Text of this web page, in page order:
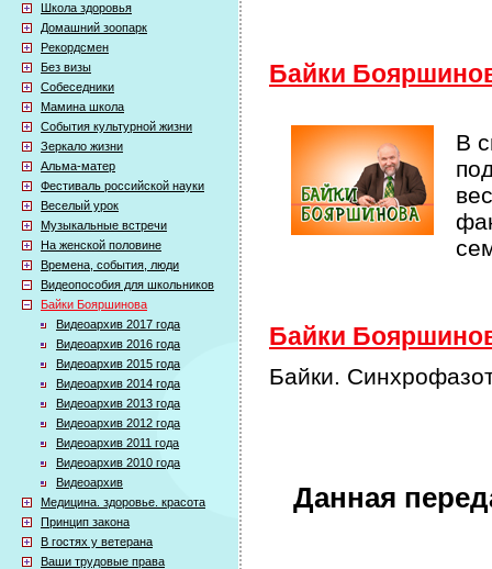
Школа здоровья
Домашний зоопарк
Рекордсмен
Без визы
Собеседники
Мамина школа
События культурной жизни
Зеркало жизни
Альма-матер
Фестиваль российской науки
Веселый урок
Музыкальные встречи
На женской половине
Времена, события, люди
Видеопособия для школьников
Байки Бояршинова
Видеоархив 2017 года
Видеоархив 2016 года
Видеоархив 2015 года
Видеоархив 2014 года
Видеоархив 2013 года
Видеоархив 2012 года
Видеоархив 2011 года
Видеоархив 2010 года
Видеоархив
Медицина. здоровье. красота
Принцип закона
В гостях у ветерана
Ваши трудовые права
Байки
В
Байки
Байки.
Данная